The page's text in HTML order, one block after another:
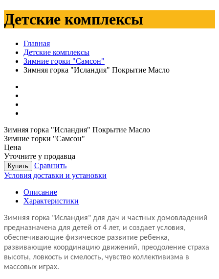
Детские комплексы
Главная
Детские комплексы
Зимние горки "Самсон"
Зимняя горка "Исландия" Покрытие Масло
Зимняя горка "Исландия" Покрытие Масло
Зимние горки "Самсон"
Цена
Уточните у продавца
Купить
Сравнить
Условия доставки и установки
Описание
Характеристики
Зимняя горка "Исландия" для дач и частных домовладений
предназначена для детей от 4 лет, и создает условия,
обеспечивающие физическое развитие ребенка,
развивающие координацию движений, преодоление страха
высоты, ловкость и смелость, чувство коллективизма в
массовых играх.